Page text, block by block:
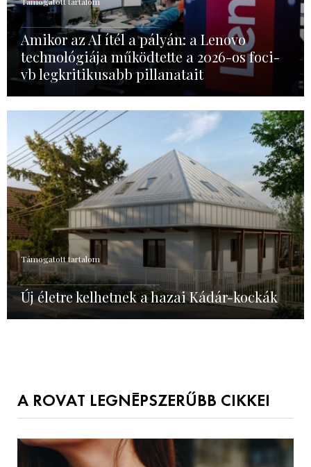
Amikor az AI ítél a pályán: a Lenovo
technológiája működtette a 2026-os foci-
vb legkritikusabb pillanatait
Támogatott tartalom
Új életre kelhetnek a hazai Kádár-kockák
A ROVAT LEGNÉPSZERŰBB CIKKEI